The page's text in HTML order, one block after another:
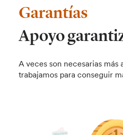
Garantías
Apoyo
A veces son necesarias más
trabajamos para conseguir